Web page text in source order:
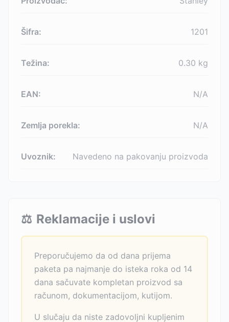
Šifra: 1201
Težina: 0.30 kg
EAN: N/A
Zemlja porekla: N/A
Uvoznik: Navedeno na pakovanju proizvoda
⚖️ Reklamacije i uslovi
Preporučujemo da od dana prijema
paketa pa najmanje do isteka roka od 14
dana sačuvate kompletan proizvod sa
računom, dokumentacijom, kutijom.
U slučaju da niste zadovoljni kupljenim